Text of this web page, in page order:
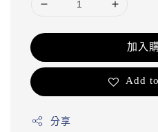
加入
Add
分享